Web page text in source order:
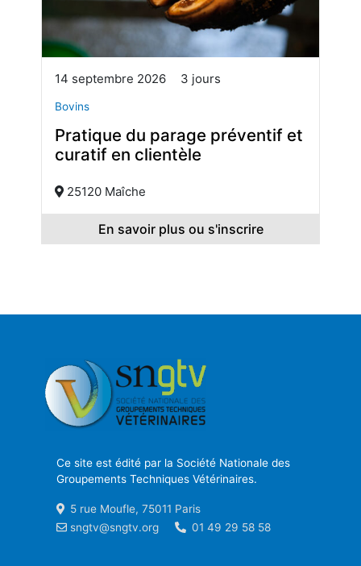
14 septembre 2026 3 jours
Bovins
Pratique du parage préventif et
curatif en clientèle
25120 Maîche
En savoir plus ou s'inscrire
Ce site est édité par la Société Nationale des
Groupements Techniques Vétérinaires.
5 rue Moufle, 75011 Paris
sngtv@sngtv.org
01 49 29 58 58